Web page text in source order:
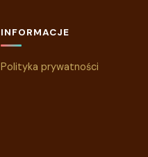
INFORMACJE
Polityka prywatności